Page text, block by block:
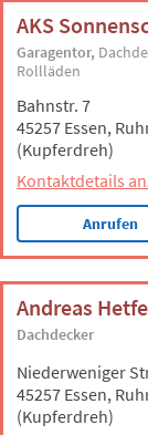
AKS
Garagentor
Rollläden
Bahnstr. 7
45257 Essen,
(Kupferdreh)
Kontaktdetails
Anrufen
Andreas
Dachdecker
Niederweniger
45257 Essen,
(Kupferdreh)